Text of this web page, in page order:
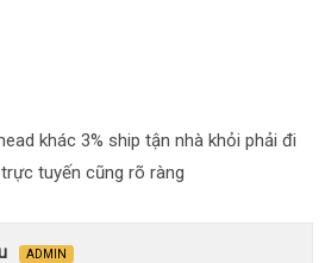
khác 3% ship tận nhà khỏi phải đi
tuyến cũng rõ ràng
ADMIN